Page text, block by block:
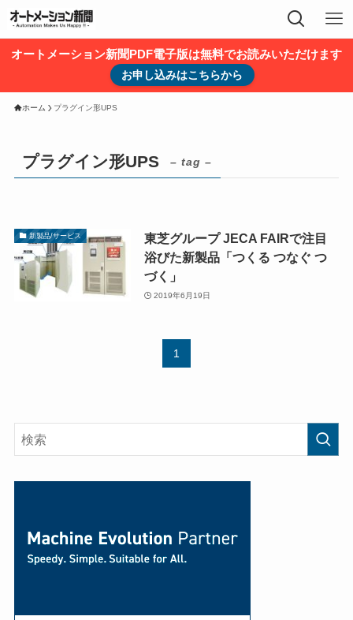
オートメーション新聞PDF電子版は無料でお読みいただけます
お申し込みはこちらから
ホーム プラグイン形UPS
プラグイン形UPS – tag –
新製品/サービス
東芝グループ JECA FAIRで注目
浴びた新製品「つくる つなぐ つ
づく」
2019年6月19日
1